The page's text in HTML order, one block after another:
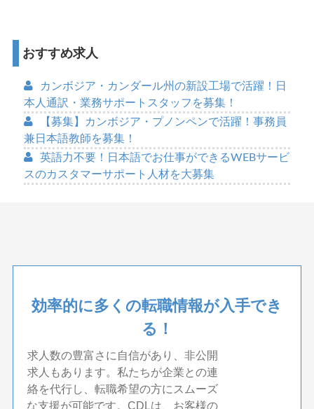
おすすめ求人
カンボジア・カンダール州の新設工場で活躍！日
本人通訳・業務サポートスタッフを募集！
【募集】カンボジア・プノンペンで活躍！事務員
兼日本語教師を募集！
英語力不要！日本語でお仕事ができるWEBサービ
スのカスタマーサポート人材を大募集
効率的に多くの転職情報が入手でき
る！
求人数の豊富さに自信があり、非公開
求人もあります。私たちが企業との連
絡を代行し、転職希望の方にスムーズ
な支援が可能です。CDLは、お客様の